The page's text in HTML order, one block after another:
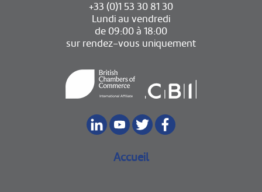
+33 (0)1 53 30 81 30
Lundi au vendredi
de 09:00 à 18:00
sur rendez-vous uniquement
Accueil